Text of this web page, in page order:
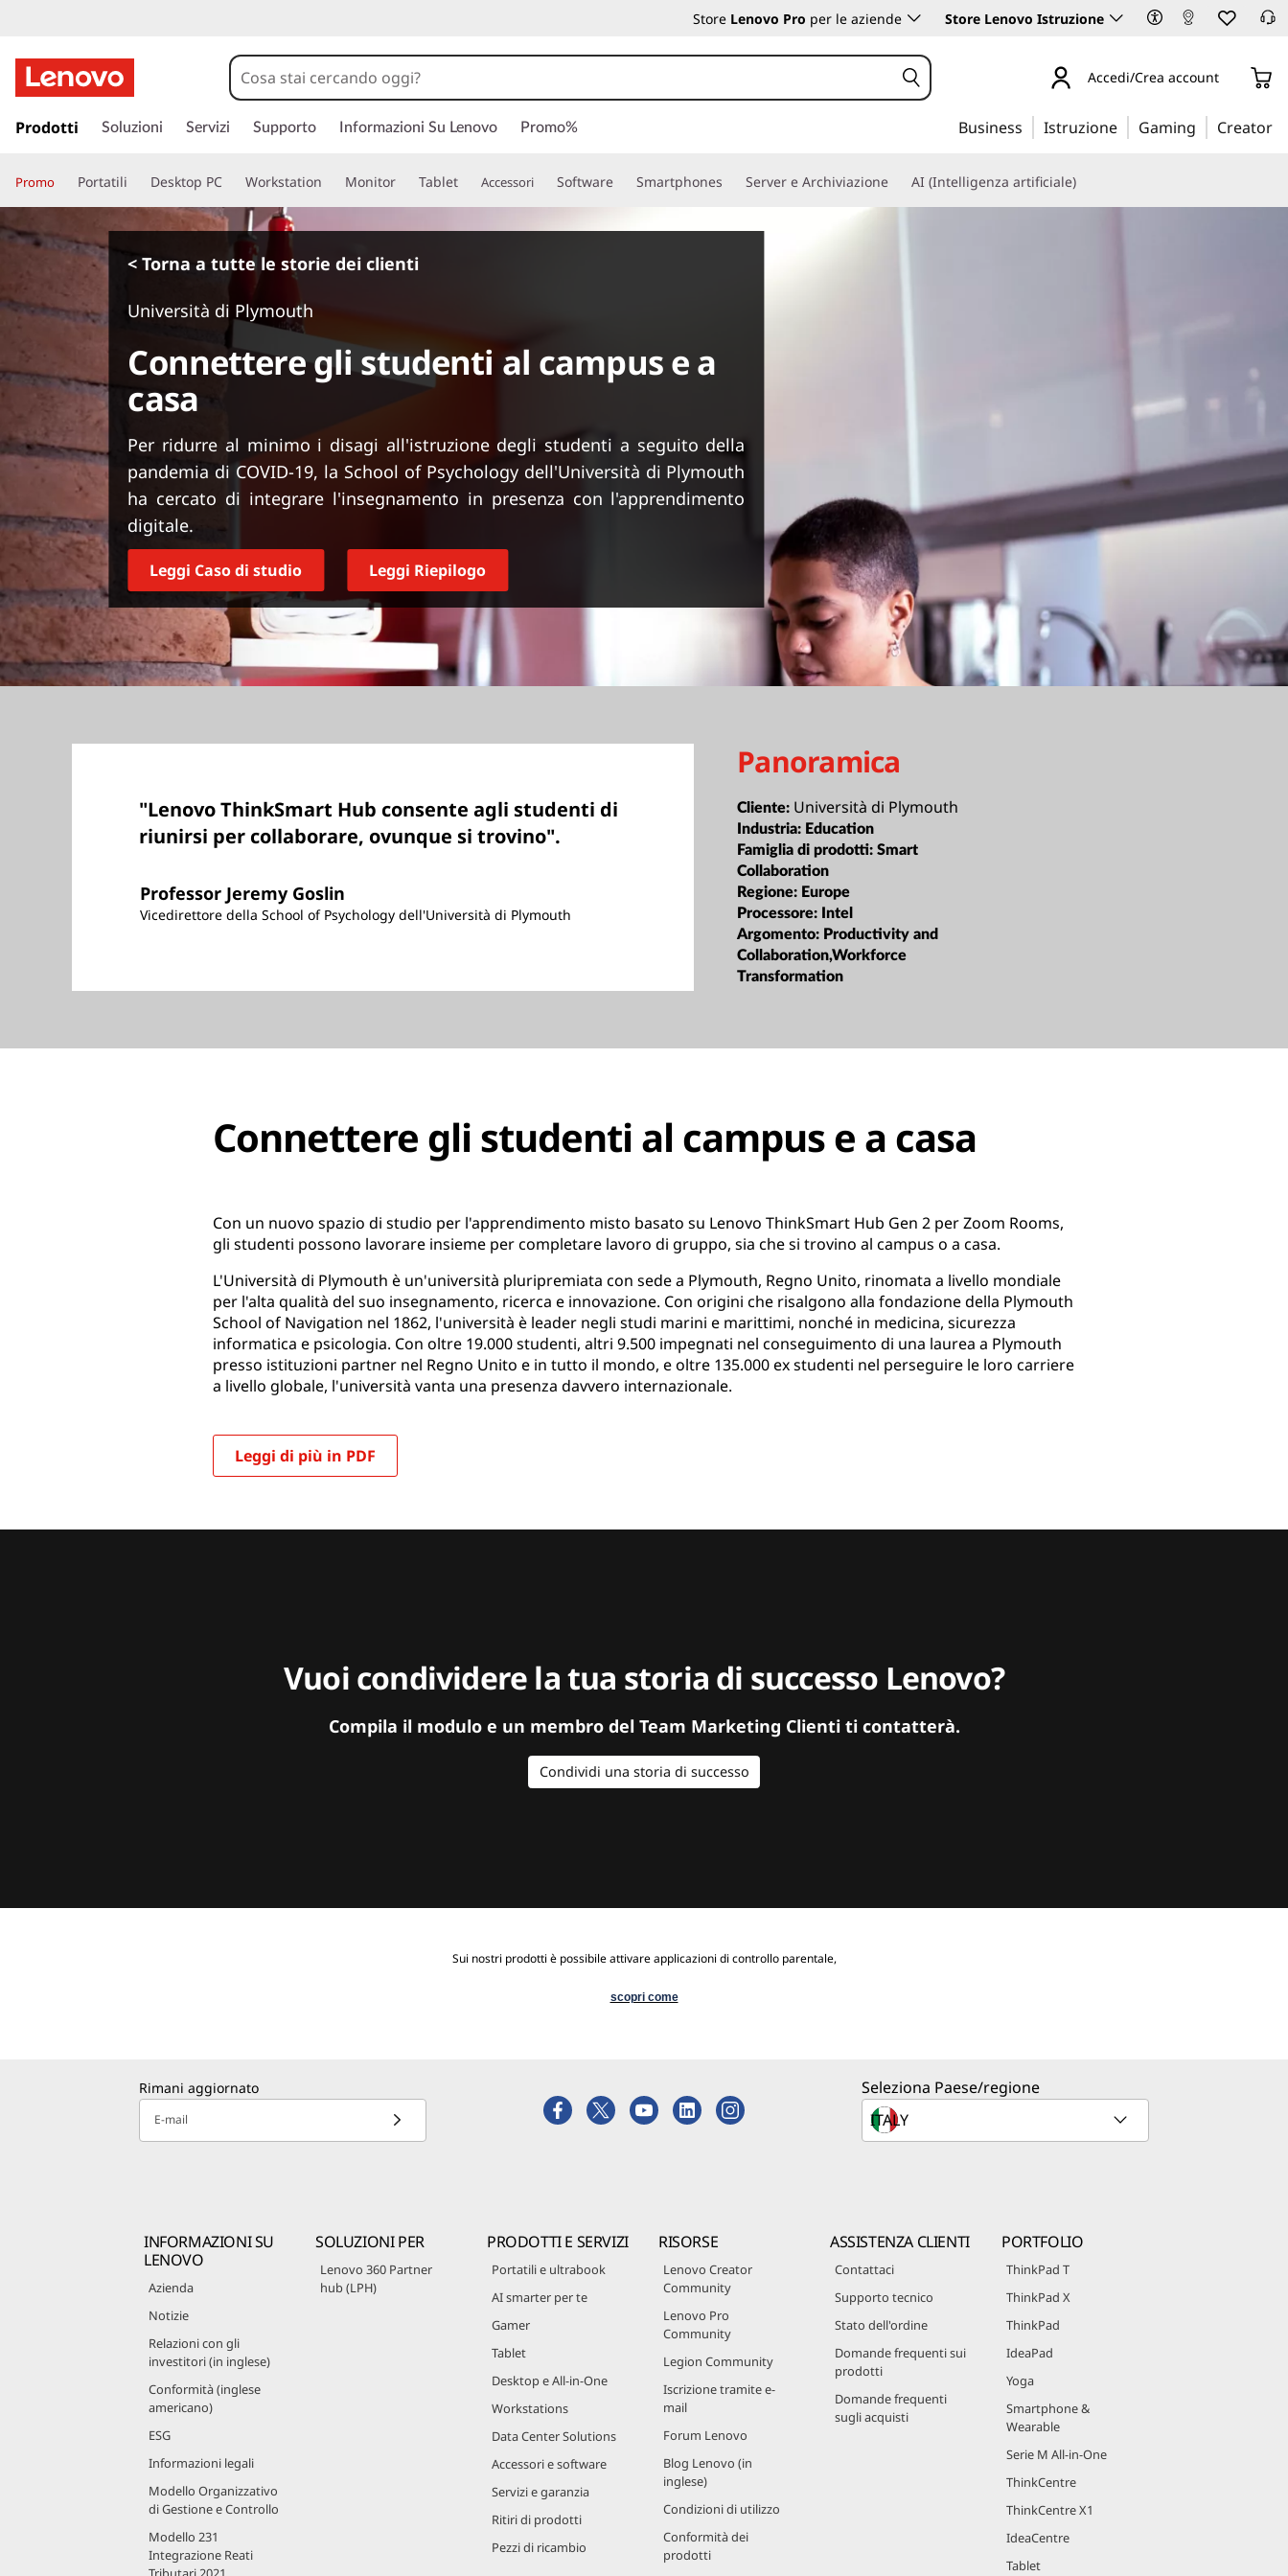
Store Lenovo Pro per le aziende Store Lenovo Istruzione
a
a
a
c
e
u
t
r
i
l
e
Accedi/Crea account
Prodotti Soluzioni Servizi Supporto Informazioni Su Lenovo Promo% Business Istruzione Gaming Creator
Promo Portatili Desktop PC Workstation Monitor Tablet Accessori Software Smartphones Server e Archiviazione AI (Intelligenza artificiale)
< Torna a tutte le storie dei clienti
Università di Plymouth
Connettere gli studenti al campus e a
casa
Per ridurre al minimo i disagi all'istruzione degli studenti a seguito della
pandemia di COVID-19, la School of Psychology dell'Università di Plymouth
ha cercato di integrare l'insegnamento in presenza con l'apprendimento
digitale.
Leggi Caso di studio Leggi Riepilogo
"Lenovo ThinkSmart Hub consente agli studenti di
riunirsi per collaborare, ovunque si trovino".
Professor Jeremy Goslin
Vicedirettore della School of Psychology dell'Università di Plymouth
Panoramica
Cliente: Università di Plymouth
Industria: Education
Famiglia di prodotti:Smart
Collaboration
Regione: Europe
Processore: Intel
Argomento: Productivity and
Collaboration,Workforce
Transformation
Connettere gli studenti al campus e a casa
Con un nuovo spazio di studio per l'apprendimento misto basato su Lenovo ThinkSmart Hub Gen 2 per Zoom Rooms,
gli studenti possono lavorare insieme per completare lavoro di gruppo, sia che si trovino al campus o a casa.
L'Università di Plymouth è un'università pluripremiata con sede a Plymouth, Regno Unito, rinomata a livello mondiale
per l'alta qualità del suo insegnamento, ricerca e innovazione. Con origini che risalgono alla fondazione della Plymouth
School of Navigation nel 1862, l'università è leader negli studi marini e marittimi, nonché in medicina, sicurezza
informatica e psicologia. Con oltre 19.000 studenti, altri 9.500 impegnati nel conseguimento di una laurea a Plymouth
presso istituzioni partner nel Regno Unito e in tutto il mondo, e oltre 135.000 ex studenti nel perseguire le loro carriere
a livello globale, l'università vanta una presenza davvero internazionale.
Leggi di più in PDF
Vuoi condividere la tua storia di successo Lenovo?
Compila il modulo e un membro del Team Marketing Clienti ti contatterà.
Condividi una storia di successo
Sui nostri prodotti è possibile attivare applicazioni di controllo parentale,
scopri come
Rimani aggiornato
E-mail
Seleziona Paese/regione
INFORMAZIONI SU
LENOVO
Azienda
Notizie
Relazioni con gli
investitori (in inglese)
Conformità (inglese
americano)
ESG
Informazioni legali
Modello Organizzativo
di Gestione e Controllo
Modello 231
Integrazione Reati
SOLUZIONI PER
Lenovo 360 Partner
hub (LPH)
PRODOTTI E SERVIZI
Portatili e ultrabook
AI smarter per te
Gamer
Tablet
Desktop e All-in-One
Workstations
Data Center Solutions
Accessori e software
Servizi e garanzia
Ritiri di prodotti
Pezzi di ricambio
RISORSE
Lenovo Creator
Community
Lenovo Pro
Community
Legion Community
Iscrizione tramite e-
mail
Forum Lenovo
Blog Lenovo (in
inglese)
Condizioni di utilizzo
Conformità dei
prodotti
ASSISTENZA CLIENTI
Contattaci
Supporto tecnico
Stato dell'ordine
Domande frequenti sui
prodotti
Domande frequenti
sugli acquisti
PORTFOLIO
ThinkPad T
ThinkPad X
ThinkPad
IdeaPad
Yoga
Smartphone &
Wearable
Serie M All-in-One
ThinkCentre
ThinkCentre X1
IdeaCentre
Tablet